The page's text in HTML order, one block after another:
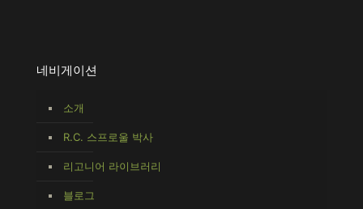
네비게이션
소개
R.C. 스프로울 박사
리고니어 라이브러리
블로그